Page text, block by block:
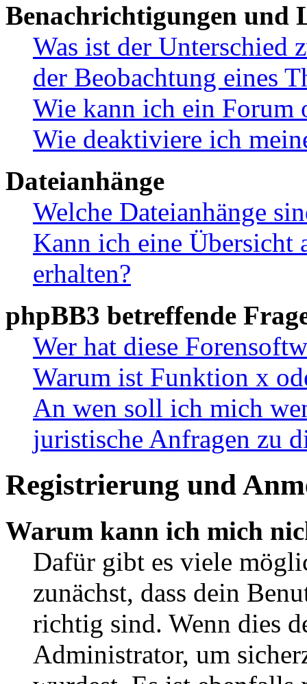
Benachrichtigungen und
Was ist der Unterschied
der Beobachtung eines
Wie kann ich ein Forum
Wie deaktiviere ich
Dateianhänge
Welche Dateianhänge
Kann ich eine Übersicht
erhalten?
phpBB3 betreffende
Wer hat diese
Warum ist Funktion x
An wen soll ich mich
juristische Anfragen zu
Registrierung und
Warum kann ich mich
Dafür gibt es viele
zunächst, dass dein
richtig sind. Wenn dies
Administrator, um